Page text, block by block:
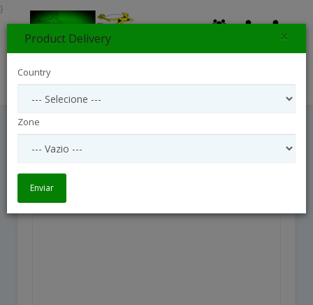
Amaryllisplant For My Angel
}
Product Delivery ×
Country
Zone
Enviar